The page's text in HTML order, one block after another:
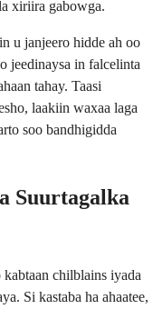
xiriira gabowga.
u janjeero hidde ah oo
jeedinaysa in falcelinta
tahay. Taasi
laakiin waxaa laga
soo bandhigidda
Suurtagalka
chilblains iyada
Si kastaba ha ahaatee,